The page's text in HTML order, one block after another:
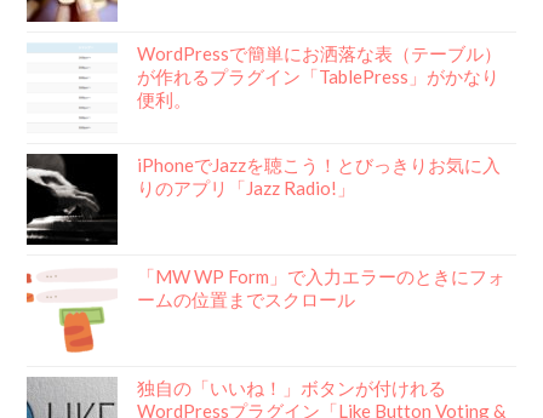
WordPressで簡単にお洒落な表（テーブル）
が作れるプラグイン「TablePress」がかなり
便利。
iPhoneでJazzを聴こう！とびっきりお気に入
りのアプリ「Jazz Radio!」
「MW WP Form」で入力エラーのときにフォ
ームの位置までスクロール
独自の「いいね！」ボタンが付けれる
WordPressプラグイン「Like Button Voting &